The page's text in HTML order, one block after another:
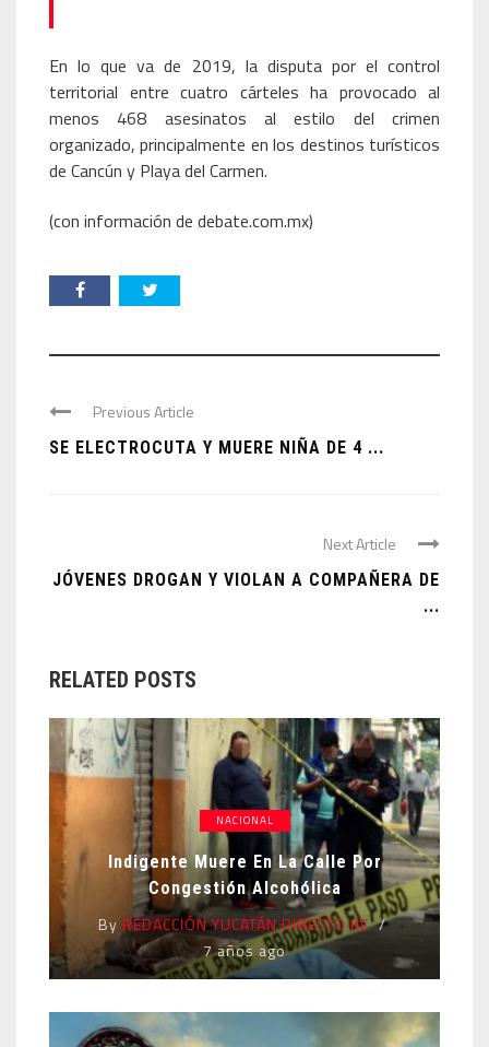
En lo que va de 2019, la disputa por el control
territorial entre cuatro cárteles ha provocado al
menos 468 asesinatos al estilo del crimen
organizado, principalmente en los destinos turísticos
de Cancún y Playa del Carmen.
(con información de debate.com.mx)
Previous Article
SE ELECTROCUTA Y MUERE NIÑA DE 4 ...
Next Article
JÓVENES DROGAN Y VIOLAN A COMPAÑERA DE
...
RELATED POSTS
NACIONAL
Indigente Muere En La Calle Por
Congestión Alcohólica
By REDACCIÓN YUCATÁN DIRECTO KE
7 años ago